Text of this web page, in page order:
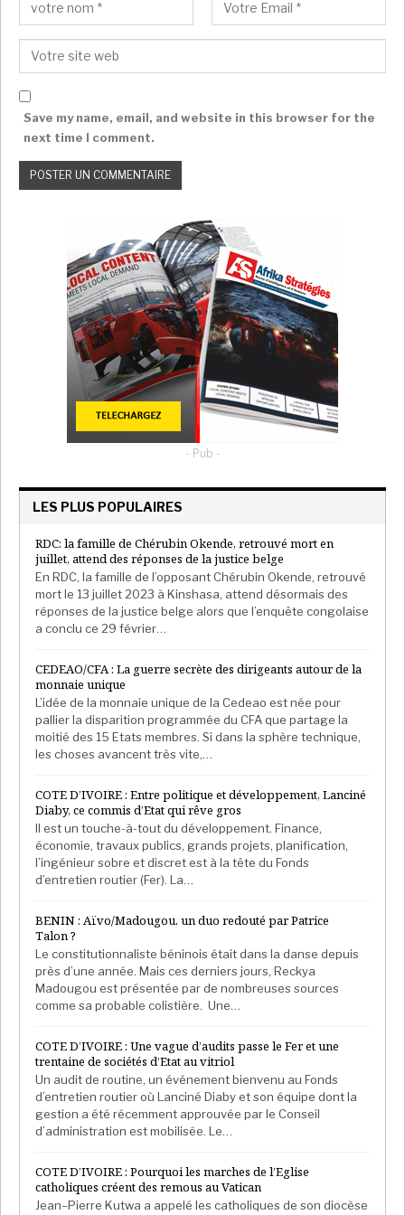
Save my name, email, and website in this browser for the
next time I comment.
- Pub -
LES PLUS POPULAIRES
RDC: la famille de Chérubin Okende, retrouvé mort en
juillet, attend des réponses de la justice belge
En RDC, la famille de l’opposant Chérubin Okende, retrouvé
mort le 13 juillet 2023 à Kinshasa, attend désormais des
réponses de la justice belge alors que l’enquête congolaise
a conclu ce 29 février…
CEDEAO/CFA : La guerre secrète des dirigeants autour de la
monnaie unique
L’idée de la monnaie unique de la Cedeao est née pour
pallier la disparition programmée du CFA que partage la
moitié des 15 Etats membres. Si dans la sphère technique,
les choses avancent très vite,…
COTE D’IVOIRE : Entre politique et développement, Lanciné
Diaby, ce commis d’Etat qui rêve gros
Il est un touche-à-tout du développement. Finance,
économie, travaux publics, grands projets, planification,
l’ingénieur sobre et discret est à la tête du Fonds
d’entretien routier (Fer). La…
BENIN : Aïvo/Madougou, un duo redouté par Patrice
Talon ?
Le constitutionnaliste béninois était dans la danse depuis
près d’une année. Mais ces derniers jours, Reckya
Madougou est présentée par de nombreuses sources
comme sa probable colistière. Une…
COTE D’IVOIRE : Une vague d’audits passe le Fer et une
trentaine de sociétés d’Etat au vitriol
Un audit de routine, un événement bienvenu au Fonds
d’entretien routier où Lanciné Diaby et son équipe dont la
gestion a été récemment approuvée par le Conseil
d’administration est mobilisée. Le…
COTE D’IVOIRE : Pourquoi les marches de l’Eglise
catholiques créent des remous au Vatican
Jean–Pierre Kutwa a appelé les catholiques de son diocèse